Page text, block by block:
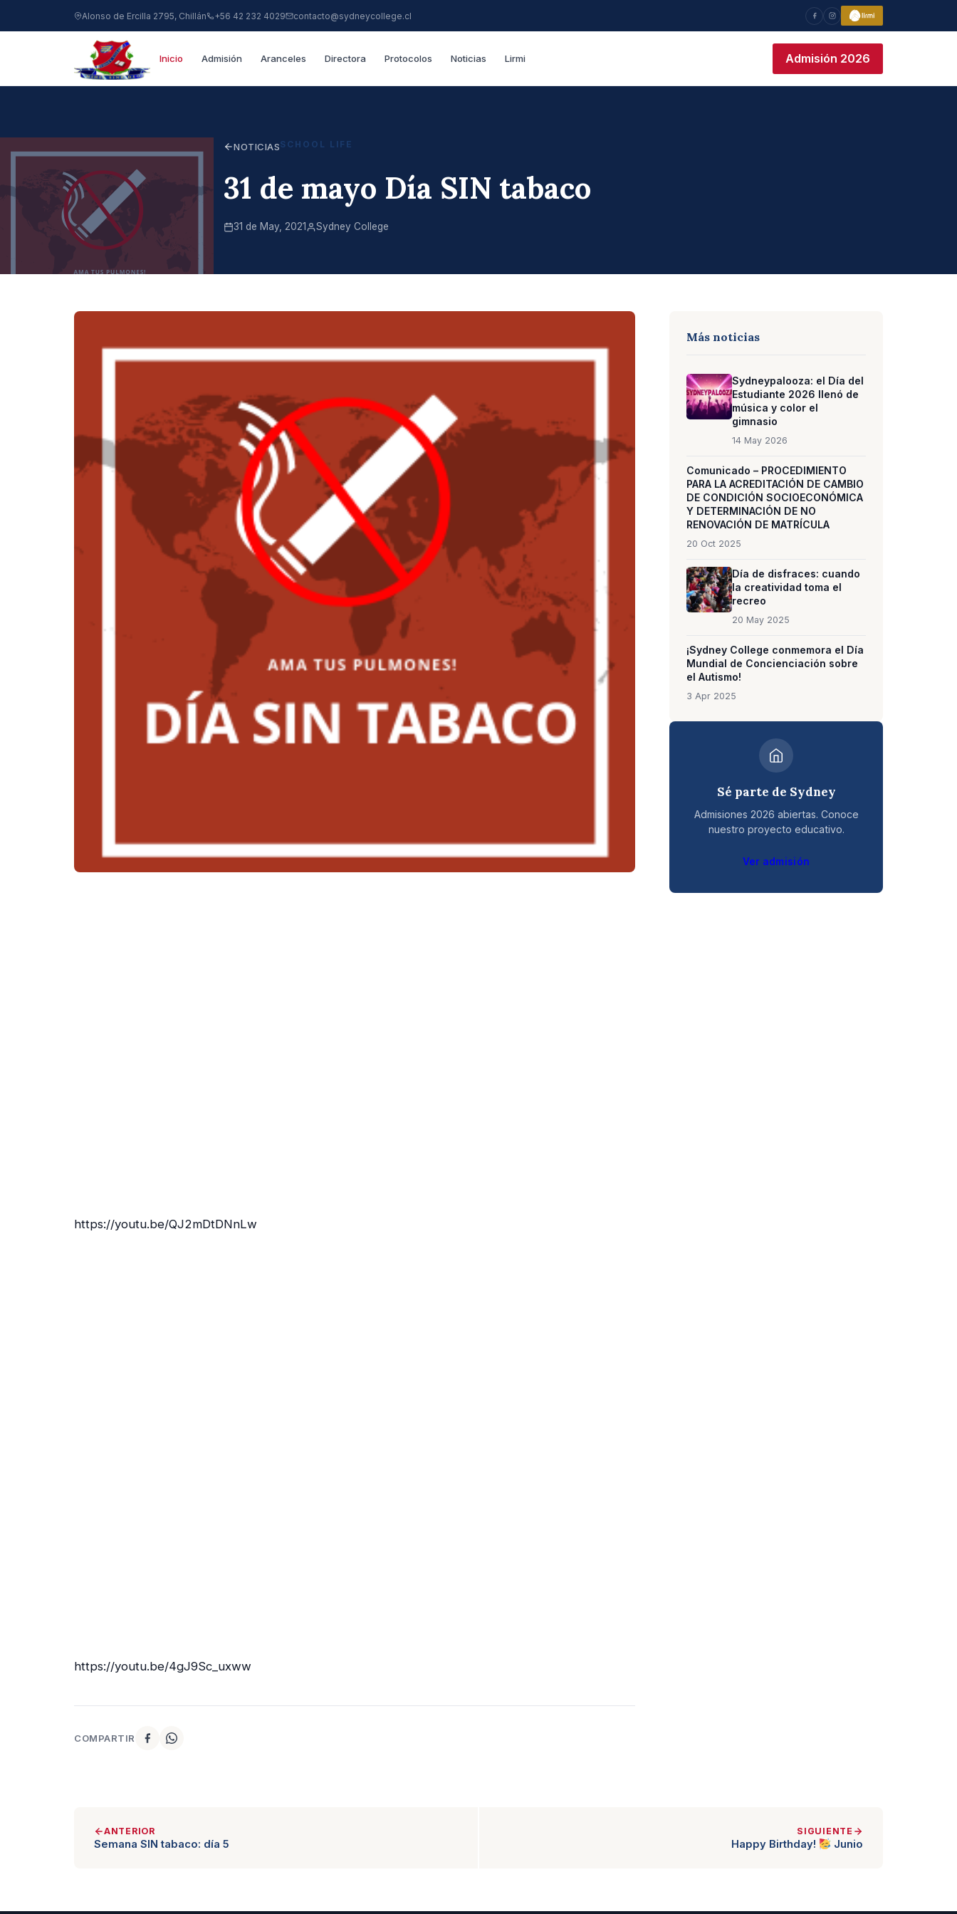
Alonso de Ercilla 2795, Chillán +56 42 232 4029 contacto@sydneycollege.cl
Inicio Admisión Aranceles Directora Protocolos Noticias Lirmi Admisión 2026
NOTICIASSCHOOL LIFE
31 de mayo Día SIN tabaco
31 de May, 2021 Sydney College
https://youtu.be/QJ2mDtDNnLw
https://youtu.be/4gJ9Sc_uxww
COMPARTIR
Más noticias
Sydneypalooza: el Día del
Estudiante 2026 llenó de
música y color el
gimnasio
14 May 2026
Comunicado – PROCEDIMIENTO
PARA LA ACREDITACIÓN DE CAMBIO
DE CONDICIÓN SOCIOECONÓMICA
Y DETERMINACIÓN DE NO
RENOVACIÓN DE MATRÍCULA
20 Oct 2025
Día de disfraces: cuando
la creatividad toma el
recreo
20 May 2025
¡Sydney College conmemora el Día
Mundial de Concienciación sobre
el Autismo!
3 Apr 2025
Sé parte de Sydney
Admisiones 2026 abiertas. Conoce
nuestro proyecto educativo.
Ver admisión
ANTERIOR
Semana SIN tabaco: día 5
SIGUIENTE
Happy Birthday! Junio